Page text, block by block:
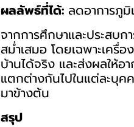
ผลลัพธ์ที่ได้: ลดอาการภู
จากการศึกษาและประสบ
สม่ำเสมอ โดยเฉพาะเครื่
บ้านได้จริง และส่งผลให้
แตกต่างกันไปในแต่ละบุ
มาข้างต้น
สรุป